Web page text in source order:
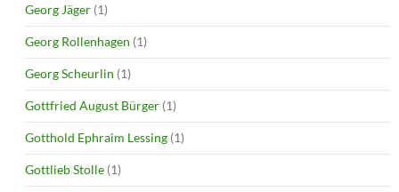
Georg Jäger (1)
Georg Rollenhagen (1)
Georg Scheurlin (1)
Gottfried August Bürger (1)
Gotthold Ephraim Lessing (1)
Gottlieb Stolle (1)